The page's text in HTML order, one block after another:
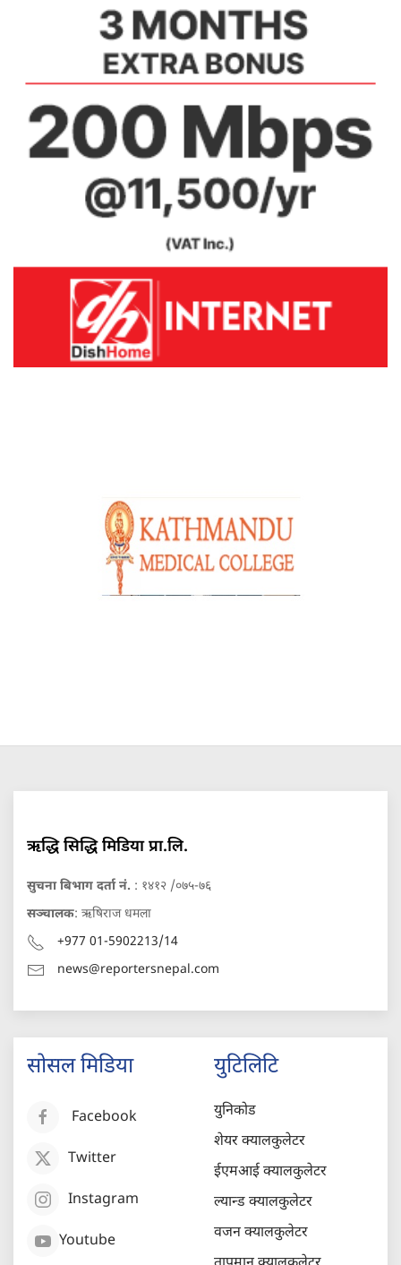
ऋद्धि सिद्धि मिडिया प्रा.लि.
सुचना बिभाग दर्ता नं. : १४१२ /०७५-७६
सञ्चालक: ऋषिराज धमला
+977 01-5902213/14
news@reportersnepal.com
सोसल मिडिया
Facebook
Twitter
Instagram
Youtube
युटिलिटि
युनिकोड
शेयर क्यालकुलेटर
ईएमआई क्यालकुलेटर
ल्यान्ड क्यालकुलेटर
वजन क्यालकुलेटर